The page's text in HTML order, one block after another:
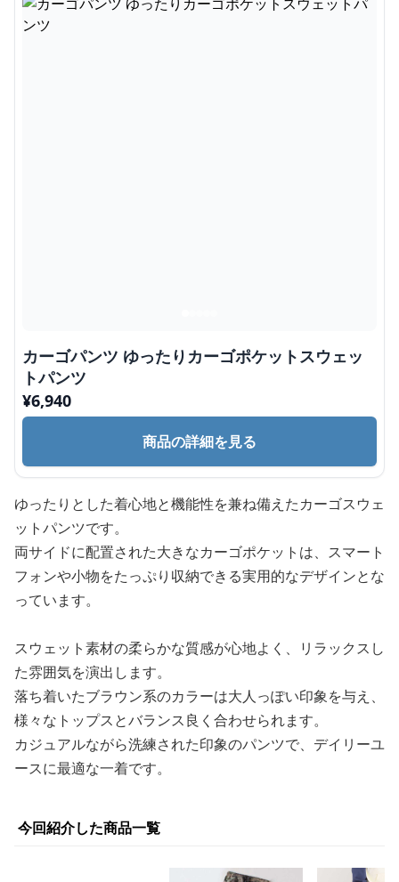
カーゴパンツ ゆったりカーゴポケットスウェッ
トパンツ
¥6,940
商品の詳細を見る
ゆったりとした着心地と機能性を兼ね備えたカーゴスウェ
ットパンツです。
両サイドに配置された大きなカーゴポケットは、スマート
フォンや小物をたっぷり収納できる実用的なデザインとな
っています。
スウェット素材の柔らかな質感が心地よく、リラックスし
た雰囲気を演出します。
落ち着いたブラウン系のカラーは大人っぽい印象を与え、
様々なトップスとバランス良く合わせられます。
カジュアルながら洗練された印象のパンツで、デイリーユ
ースに最適な一着です。
今回紹介した商品一覧